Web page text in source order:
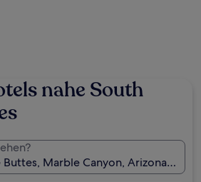
nahe South
Marble Canyon, Arizona, USA